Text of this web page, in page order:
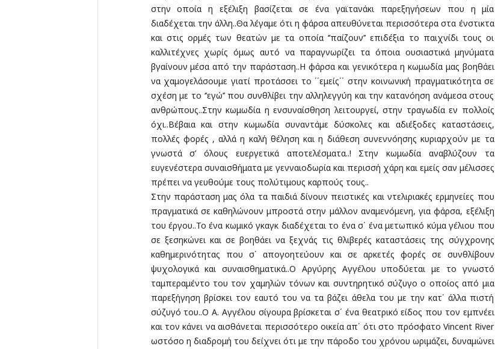
στην οποία η εξέλιξη βασίζεται σε ένα γαϊτανάκι παρεξηγήσεων που η μία
διαδέχεται την άλλη..Θα λέγαμε ότι η φάρσα απευθύνεται περισσότερα στα ένστικτα
και στις ορμές των θεατών με τα οποία ‘’παίζουν’’ επιδέξια το παιχνίδι τους οι
καλλιτέχνες χωρίς όμως αυτό να παραγνωρίζει τα όποια ουσιαστικά μηνύματα
βγαίνουν μέσα από την παράσταση..Η φάρσα και γενικότερα η κωμωδία μας βοηθάει
να χαμογελάσουμε γιατί προτάσσει το ΄΄εμείς΄΄ στην κοινωνική πραγματικότητα σε
σχέση με το ‘’εγώ’’ που συνθλίβει την αλληλεγγύη και την κατανόηση ανάμεσα στους
ανθρώπους..Στην κωμωδία η ενσυναίσθηση λειτουργεί, στην τραγωδία εν πολλοίς
όχι..Βέβαια και στην κωμωδία συναντάμε δύσκολες και αδιέξοδες καταστάσεις,
πολλές φορές , αλλά η καλή θέληση και η διάθεση συνεννόησης κυριαρχούν με τα
γνωστά σ’ όλους ευεργετικά αποτελέσματα..! Στην κωμωδία αναβλύζουν τα
ευγενέστερα συναισθήματα με γενναιοδωρία και περισσή χάρη και εμείς σαν μέλισσες
πρέπει να γευθούμε τους πολύτιμους καρπούς τους..
Στην παράσταση μας όλα τα παιδιά δίνουν πειστικές και ντελιριακές ερμηνείες που
πραγματικά σε καθηλώνουν μπροστά στην μάλλον αναμενόμενη, για φάρσα, εξέλιξη
του έργου..Το ένα κωμικό γκαγκ διαδέχεται το ένα σ΄ ένα μετωπικό κύμα γέλιου που
σε ξεσηκώνει και σε βοηθάει να ξεχνάς τις θλιβερές καταστάσεις της σύγχρονης
καθημερινότητας που σ΄ απογοητεύουν και σε αρκετές φορές σε συνθλίβουν
ψυχολογικά και συναισθηματικά..Ο Αργύρης Αγγέλου υποδύεται με το γνωστό
ταμπεραμέντο του τον χαμηλών τόνων και συντηρητικό σύζυγο ο οποίος από μια
παρεξήγηση βρίσκει τον εαυτό του να τα βάζει άθελα του με την κατ΄ άλλα πιστή
σύζυγό του..Ο Α. Αγγέλου σίγουρα βρίσκεται σ΄ ένα θεατρικό είδος που τον εμπνέει
και τον κάνει να αισθάνεται περισσότερο οικεία απ΄ ότι στο πρόσφατο Vincent River
ωστόσο η διαδρομή του δείχνει ότι με την πάροδο του χρόνου ωριμάζει, δυναμώνει